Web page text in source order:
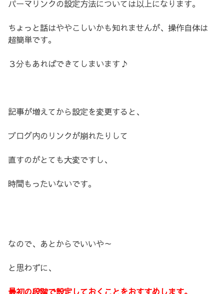
パーマリンクの設定方法については以上になります。
ちょっと話はややこしいかも知れませんが、操作自体は
超簡単です。
３分もあればできてしまいます♪
記事が増えてから設定を変更すると、
ブログ内のリンクが崩れたりして
直すのがとても大変ですし、
時間もったいないです。
なので、あとからでいいや～
と思わずに、
最初の段階で設定しておくことをおすすめします。